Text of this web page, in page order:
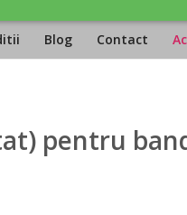
Blog Contact
pentru